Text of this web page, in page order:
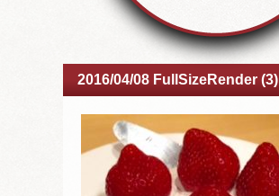
2016/04/08 FullSizeRender (3)